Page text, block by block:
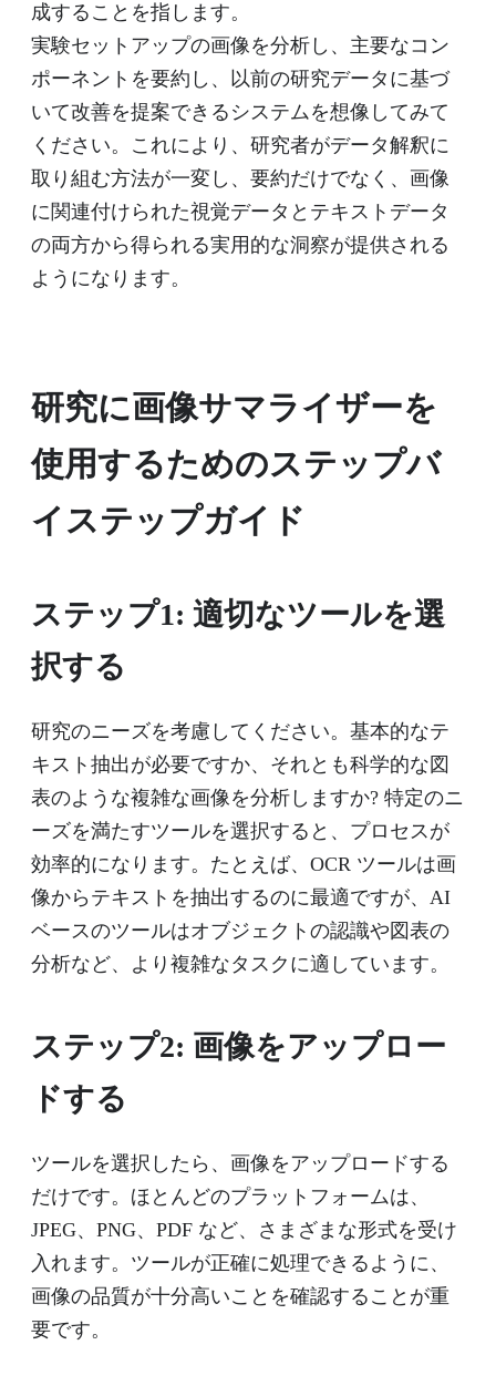
成することを指します。
実験セットアップの画像を分析し、主要なコン
ポーネントを要約し、以前の研究データに基づ
いて改善を提案できるシステムを想像してみて
ください。これにより、研究者がデータ解釈に
取り組む方法が一変し、要約だけでなく、画像
に関連付けられた視覚データとテキストデータ
の両方から得られる実用的な洞察が提供される
ようになります。
研究に画像サマライザーを
使用するためのステップバ
イステップガイド
ステップ1: 適切なツールを選
択する
研究のニーズを考慮してください。基本的なテ
キスト抽出が必要ですか、それとも科学的な図
表のような複雑な画像を分析しますか? 特定のニ
ーズを満たすツールを選択すると、プロセスが
効率的になります。たとえば、OCR ツールは画
像からテキストを抽出するのに最適ですが、AI
ベースのツールはオブジェクトの認識や図表の
分析など、より複雑なタスクに適しています。
ステップ2: 画像をアップロー
ドする
ツールを選択したら、画像をアップロードする
だけです。ほとんどのプラットフォームは、
JPEG、PNG、PDF など、さまざまな形式を受け
入れます。ツールが正確に処理できるように、
画像の品質が十分高いことを確認することが重
要です。